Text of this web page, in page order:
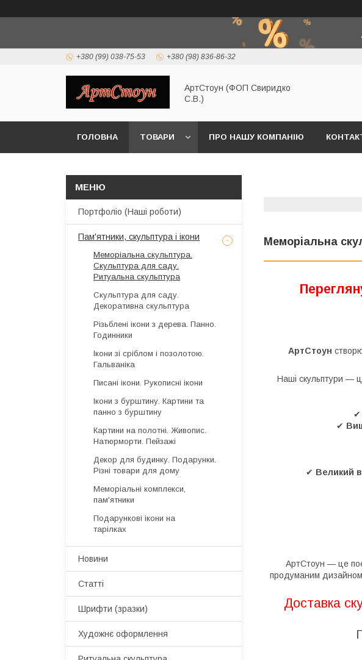
+380 (99) 038-75-53 +380 (98) 836-86-32
АртСтоун (ФОП Свиридко
С.В.)
ГОЛОВНА ТОВАРИ ПРО НАШУ КОМПАНІЮ
Меморіальна
АртСтоун
Наші скульптури —
✔
✔
✔ Великий
АртСтоун — це
продуманим дизайном
Доставка
Портфоліо (Наші роботи)
Пам'ятники, скульптура і ікони
Меморіальна скульптура.
Скульптура для саду.
Ритуальна скульптура
Скульптура для саду.
Декоративна скульптура
Різьблені ікони з дерева. Панно.
Годинники
Ікони зі сріблом і позолотою.
Гальваніка
Писані ікони. Рукописні ікони
Ікони з бурштину. Картини та
панно з бурштину
Картини на полотні. Живопис.
Натюрморти. Пейзажі
Декор для будинку. Подарунки.
Різні товари для дому
Меморіальні комплекси,
пам'ятники
Подарункові ікони на
тарілках
Новини
Статті
Шрифти (зразки)
Художнє оформлення